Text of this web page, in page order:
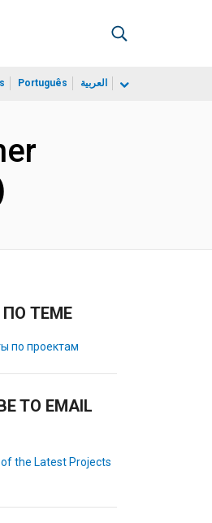
Português العربية
ТЕМЕ
по проектам
TO EMAIL
of the Latest Projects